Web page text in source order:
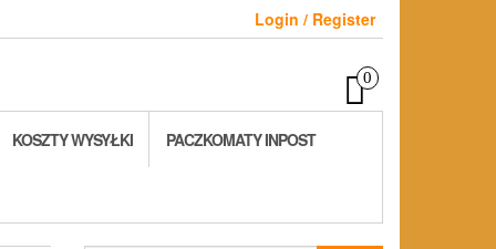
Login / Register
0
KOSZTY WYSYŁKI PACZKOMATY INPOST